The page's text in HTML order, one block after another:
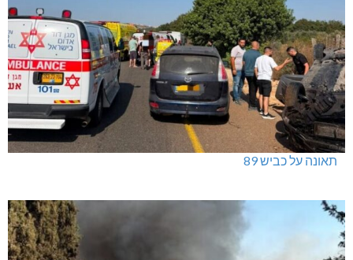
תאונה על כביש 89